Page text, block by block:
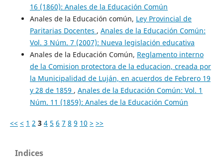
16 (1860): Anales de la Educación Común
Anales de la Educación común, Ley Provincial de
Paritarias Docentes , Anales de la Educación Común:
Vol. 3 Núm. 7 (2007): Nueva legislación educativa
Anales de la Educación Común, Reglamento interno
de la Comision protectora de la educacion, creada por
la Municipalidad de Luján, en acuerdos de Febrero 19
y 28 de 1859 , Anales de la Educación Común: Vol. 1
Núm. 11 (1859): Anales de la Educación Común
<< < 1 2 3 4 5 6 7 8 9 10 > >>
Indices